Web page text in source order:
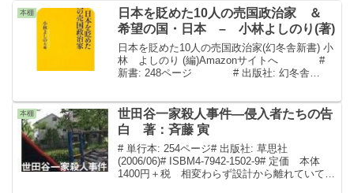
本棚
日本を貶めた10人の売国政治家 ＆
希望の国・日本 – 小林よしのり(著)
日本を貶めた10人の売国政治家(幻冬舎新書) 小
林 よしのり (編)Amazonサイトへ #
新書: 248ページ # 出版社: 幻冬舎
本棚
世田谷一家殺人事件―侵入者たちの告
白 著：斉藤 寅
# 単行本: 254ページ# 出版社: 草思社
(2006/06)# ISBM4-7942-1502-9# 定価 本体
1400円＋税 相変わらず設計から離れていてす